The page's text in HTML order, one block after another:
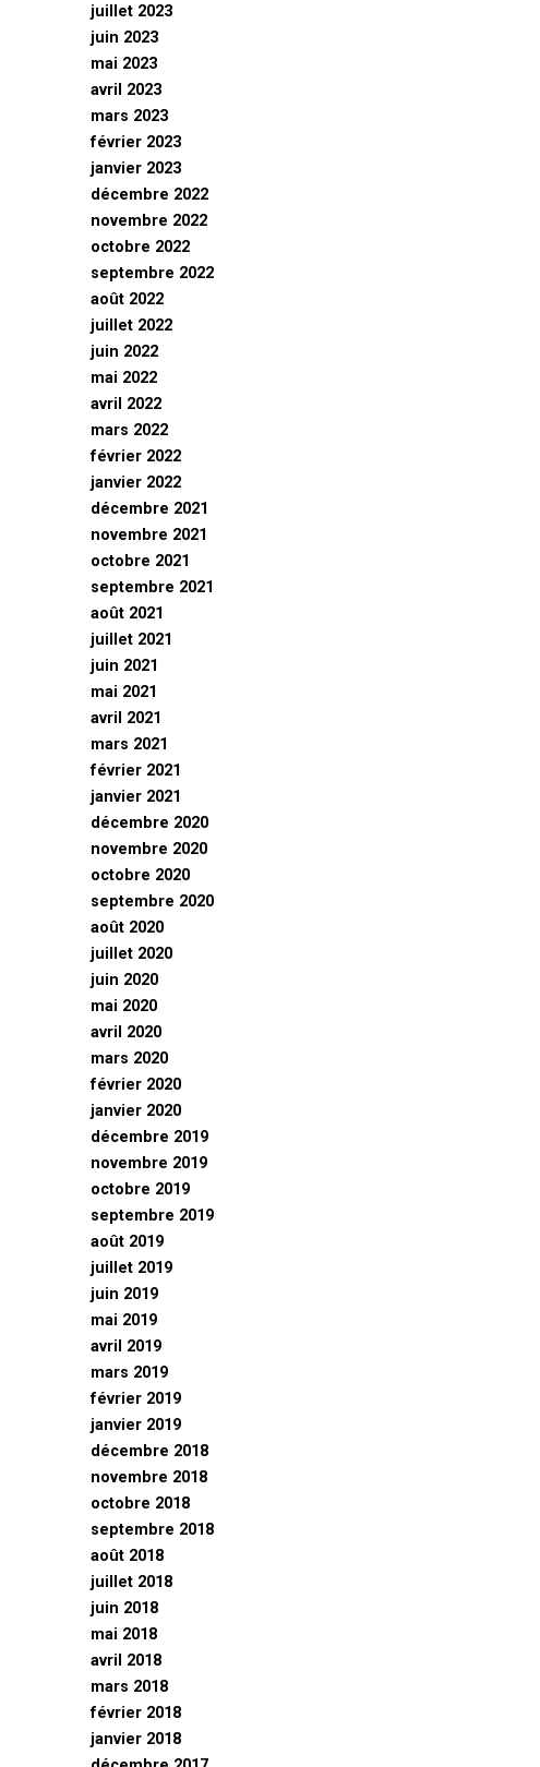
juillet 2023
juin 2023
mai 2023
avril 2023
mars 2023
février 2023
janvier 2023
décembre 2022
novembre 2022
octobre 2022
septembre 2022
août 2022
juillet 2022
juin 2022
mai 2022
avril 2022
mars 2022
février 2022
janvier 2022
décembre 2021
novembre 2021
octobre 2021
septembre 2021
août 2021
juillet 2021
juin 2021
mai 2021
avril 2021
mars 2021
février 2021
janvier 2021
décembre 2020
novembre 2020
octobre 2020
septembre 2020
août 2020
juillet 2020
juin 2020
mai 2020
avril 2020
mars 2020
février 2020
janvier 2020
décembre 2019
novembre 2019
octobre 2019
septembre 2019
août 2019
juillet 2019
juin 2019
mai 2019
avril 2019
mars 2019
février 2019
janvier 2019
décembre 2018
novembre 2018
octobre 2018
septembre 2018
août 2018
juillet 2018
juin 2018
mai 2018
avril 2018
mars 2018
février 2018
janvier 2018